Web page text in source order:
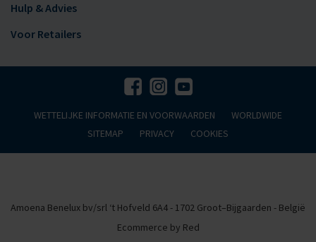
Hulp & Advies
Voor Retailers
WETTELIJKE INFORMATIE EN VOORWAARDEN
WORLDWIDE
SITEMAP
PRIVACY COOKIES
Amoena Benelux bv/srl ‘t Hofveld 6A4 - 1702 Groot–Bijgaarden - België
Ecommerce by Red